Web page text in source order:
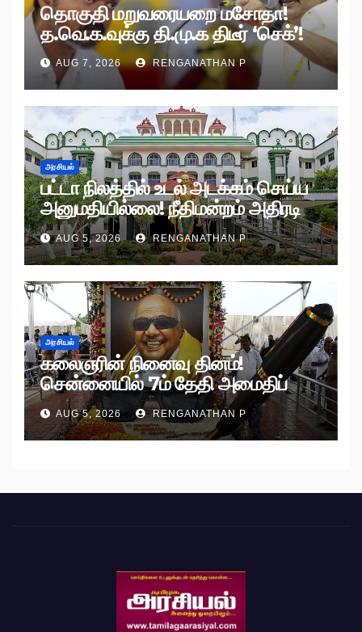
தொகுதி மறுவரையறை மசோதா!
த.வெ.க.வுக்கு தி.மு.க திடீர் ‘செக்’!
AUG 7, 2026 RENGANATHAN P
அரசியல்
பட்டா நிலத்தில் உடல் அடக்கம் செய்ய
அனுமதியில்லை! நீதிமன்றம் அதிரடி
உத்தரவு!
AUG 5, 2026 RENGANATHAN P
அரசியல்
கலைஞரின் நினைவு தினம்!
சென்னையில் 7ம் தேதி அமைதிப்
பேரணி!
AUG 5, 2026 RENGANATHAN P